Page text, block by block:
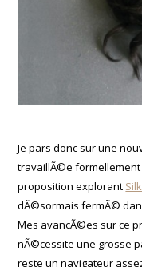
Je pars donc sur une
travaillÃ©e
proposition explorant
dÃ©sormais fermÃ©
Mes avancÃ©es sur ce
nÃ©cessite une grosse
reste un navigateur